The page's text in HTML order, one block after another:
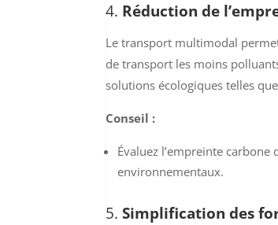
4. Réduction de
Le transport multimodal
de transport les moins
solutions écologiques telles
Conseil :
Évaluez l’empreinte
environnementaux.
5.Simplification des